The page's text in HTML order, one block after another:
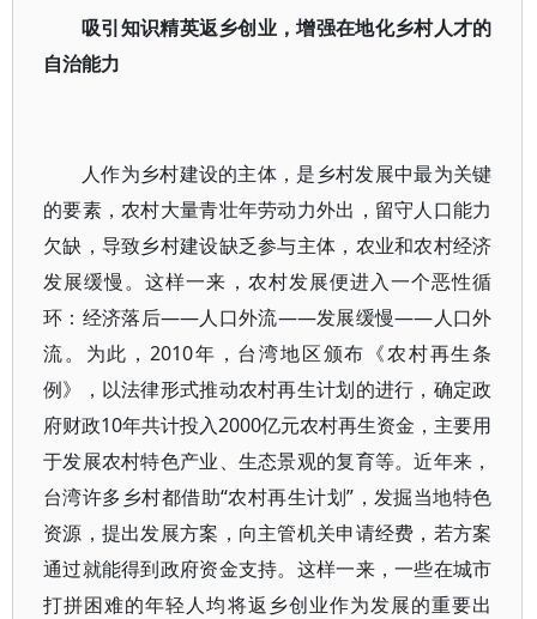
吸引知识精英返乡创业，增强在地化乡村人才的
自治能力
人作为乡村建设的主体，是乡村发展中最为关键
的要素，农村大量青壮年劳动力外出，留守人口能力
欠缺，导致乡村建设缺乏参与主体，农业和农村经济
发展缓慢。这样一来，农村发展便进入一个恶性循
环：经济落后——人口外流——发展缓慢——人口外
流。为此，2010年，台湾地区颁布《农村再生条
例》，以法律形式推动农村再生计划的进行，确定政
府财政10年共计投入2000亿元农村再生资金，主要用
于发展农村特色产业、生态景观的复育等。近年来，
台湾许多乡村都借助“农村再生计划”，发掘当地特色
资源，提出发展方案，向主管机关申请经费，若方案
通过就能得到政府资金支持。这样一来，一些在城市
打拼困难的年轻人均将返乡创业作为发展的重要出